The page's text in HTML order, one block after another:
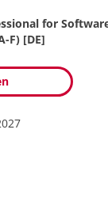
for
F) [DE]